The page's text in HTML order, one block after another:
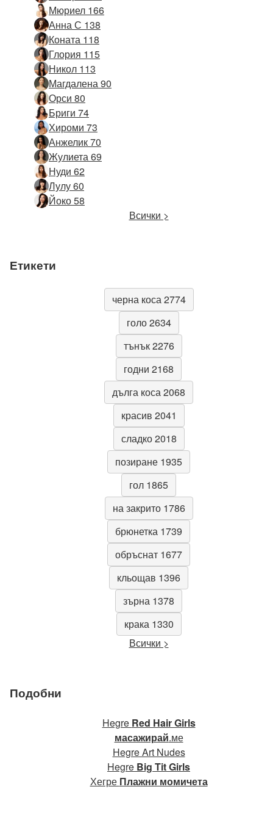
Мюриел 166
Анна С 138
Коната 118
Глория 115
Никол 113
Магдалена 90
Орси 80
Бриги 74
Хироми 73
Анжелик 70
Жулиета 69
Нуди 62
Лулу 60
Йоко 58
Всички >
Етикети
черна коса 2774
голо 2634
тънък 2276
годни 2168
дълга коса 2068
красив 2041
сладко 2018
позиране 1935
гол 1865
на закрито 1786
брюнетка 1739
обръснат 1677
кльощав 1396
зърна 1378
крака 1330
Всички >
Подобни
Hegre Red Hair Girls
масажирай.ме
Hegre Art Nudes
Hegre Big Tit Girls
Хегре Плажни момичета